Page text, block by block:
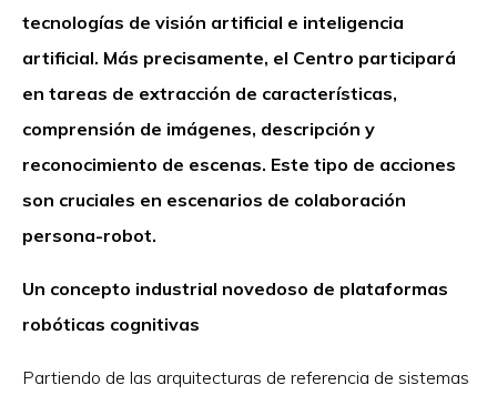
tecnologías de visión artificial e inteligencia
artificial. Más precisamente, el Centro participará
en tareas de extracción de características,
comprensión de imágenes, descripción y
reconocimiento de escenas. Este tipo de acciones
son cruciales en escenarios de colaboración
persona-robot.
Un concepto industrial novedoso de plataformas
robóticas cognitivas
Partiendo de las arquitecturas de referencia de sistemas